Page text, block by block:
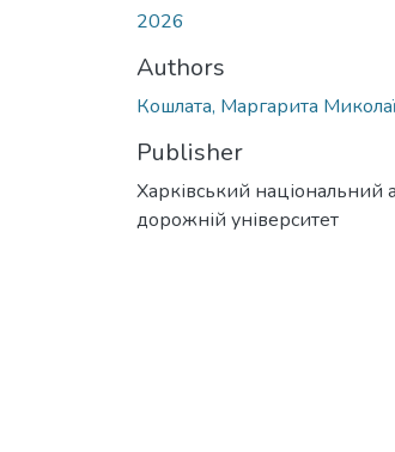
2026
Authors
Кошлата, Маргарита
Publisher
Харківський національний
дорожній університет